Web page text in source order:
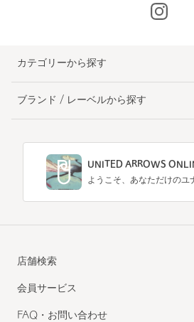
カテゴリーから探す
ブランド / レーベルから探す
UNITED ARROWS
ようこそ、あなただけのユ
店舗検索
会員サービス
FAQ・お問い合わせ